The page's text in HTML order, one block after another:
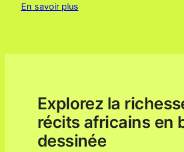
En savoir plus
Explorez la
récits africains en
dessinée